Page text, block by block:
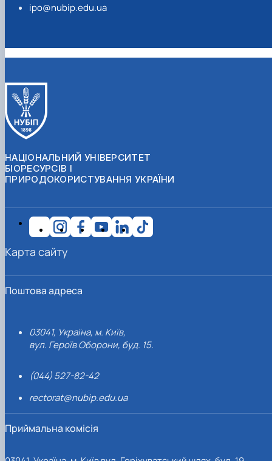
ipo@nubip.edu.ua
НАЦІОНАЛЬНИЙ УНІВЕРСИТЕТ
БІОРЕСУРСІВ І
ПРИРОДОКОРИСТУВАННЯ УКРАЇНИ
Поштова адреса
03041, Україна, м. Київ,
вул. Героїв Оборони, буд. 15.
(044) 527-82-42
rectorat@nubip.edu.ua
Приймальна комісія
Карта сайту